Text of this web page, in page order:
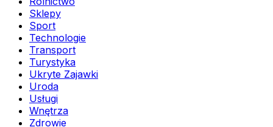
Sklepy
Sport
Technologie
Transport
Turystyka
Ukryte Zajawki
Uroda
Usługi
Wnętrza
Zdrowie